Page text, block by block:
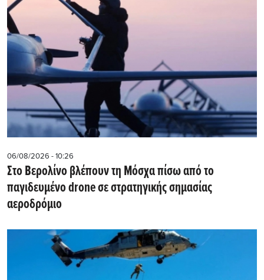
06/08/2026 - 10:26
Στο Βερολίνο βλέπουν τη Μόσχα πίσω από το
παγιδευμένο drone σε στρατηγικής σημασίας
αεροδρόμιο